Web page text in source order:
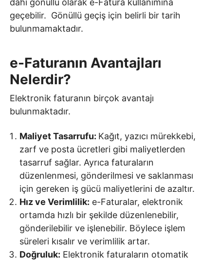
geçebilir. Gönüllü geçiş için belirli bir tarih
bulunmamaktadır.
e-Faturanın Avantajları
Nelerdir?
Elektronik faturanın birçok avantajı
bulunmaktadır.
Maliyet Tasarrufu: Kağıt, yazıcı mürekkebi,
zarf ve posta ücretleri gibi maliyetlerden
tasarruf sağlar. Ayrıca faturaların
düzenlenmesi, gönderilmesi ve saklanması
için gereken iş gücü maliyetlerini de azaltır.
Hız ve Verimlilik: e-Faturalar, elektronik
ortamda hızlı bir şekilde düzenlenebilir,
gönderilebilir ve işlenebilir. Böylece işlem
süreleri kısalır ve verimlilik artar.
Doğruluk: Elektronik faturaların otomatik